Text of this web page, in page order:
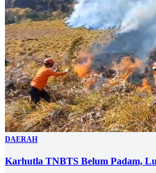
DAERAH
Karhutla TNBTS Belum Padam,